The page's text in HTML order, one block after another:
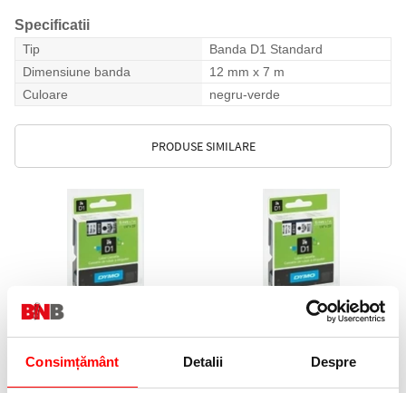
Consimțământ Detalii Despre
Specificatii
Tip
Banda D1 Standard
Dimensiune banda
12 mm x 7 m
Culoare
negru-verde
PRODUSE SIMILARE
transparent Dymo
86,83 lei(pret cu TVA)
Banda D1 6 mm x 7 m negru-
alb Dymo
86,83 lei
(pret cu TVA)